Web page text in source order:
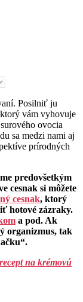
Posilniť ju
vám vyhovuje
ovocia
sa medzi nami aj
prírodných
predovšetkým
cesnak si môžete
cesnak, ktorý
hotové zázraky.
a pod. Ak
organizmus, tak
na krémovú